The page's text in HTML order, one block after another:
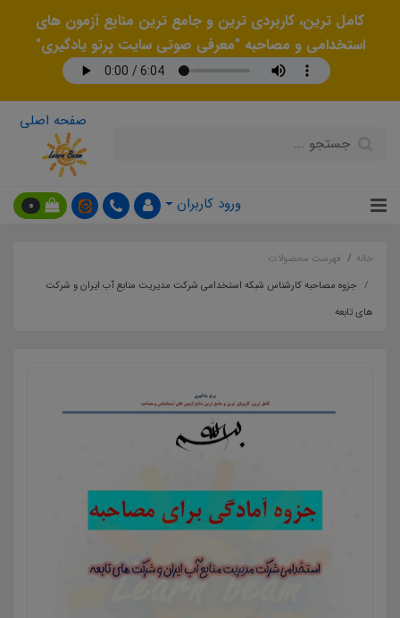
کامل ترین، کاربردی ترین و جامع ترین منابع آزمون های
استخدامی و مصاحبه "معرفی صوتی سایت پرتو یادگیری"
صفحه اصلی
ورود کاربران 0
خانه
فهرست محصولات
جزوه مصاحبه کارشناس شبکه استخدامی شرکت مدیریت منابع آب ایران و شرکت
های تابعه